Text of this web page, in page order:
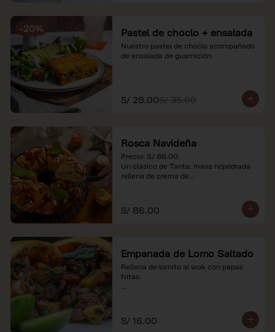
-20% Pastel de choclo + ensalada
Nuestro pastel de choclo acompañado
de ensalada de guarnición.
S/ 28.00S/ 35.00
Rosca Navideña
Precio: S/ 86.00
Un clásico de Tanta: masa hojaldrada
rellena de crema de
*Nuestros precios están expresados en
soles e incluyen impuestos de ley y
S/ 86.00
Empanada de Lomo Saltado
Rellena de lomito al wok con papas
fritas.
S/ 16.00